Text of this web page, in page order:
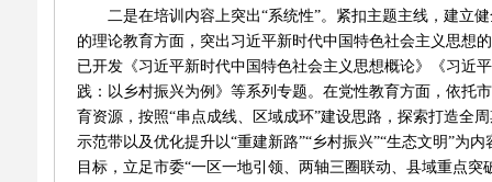
二是在培训内容上突出“系统性”。紧扣主题主线，建立
的理论教育方面，突出习近平新时代中国特色社会主义思想
已开发《习近平新时代中国特色社会主义思想概论》《习近
践：以乡村振兴为例》等系列专题。在党性教育方面，依托
育资源，按照“串点成线、区域成环”建设思路，探索打造全
示范带以及优化提升以“重建新路”“乡村振兴”“生态文明”为内
目标，立足市委“一区一地引领、两轴三圈联动、县域重点突